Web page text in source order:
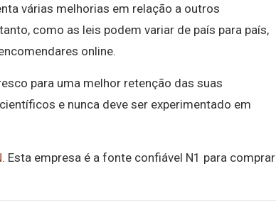
várias melhorias em relação a outros
como as leis podem variar de país para país,
online.
para uma melhor retenção das suas
e nunca deve ser experimentado em
. Esta empresa é a fonte confiável N1 para comprar